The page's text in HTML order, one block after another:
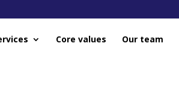
Core values Our team